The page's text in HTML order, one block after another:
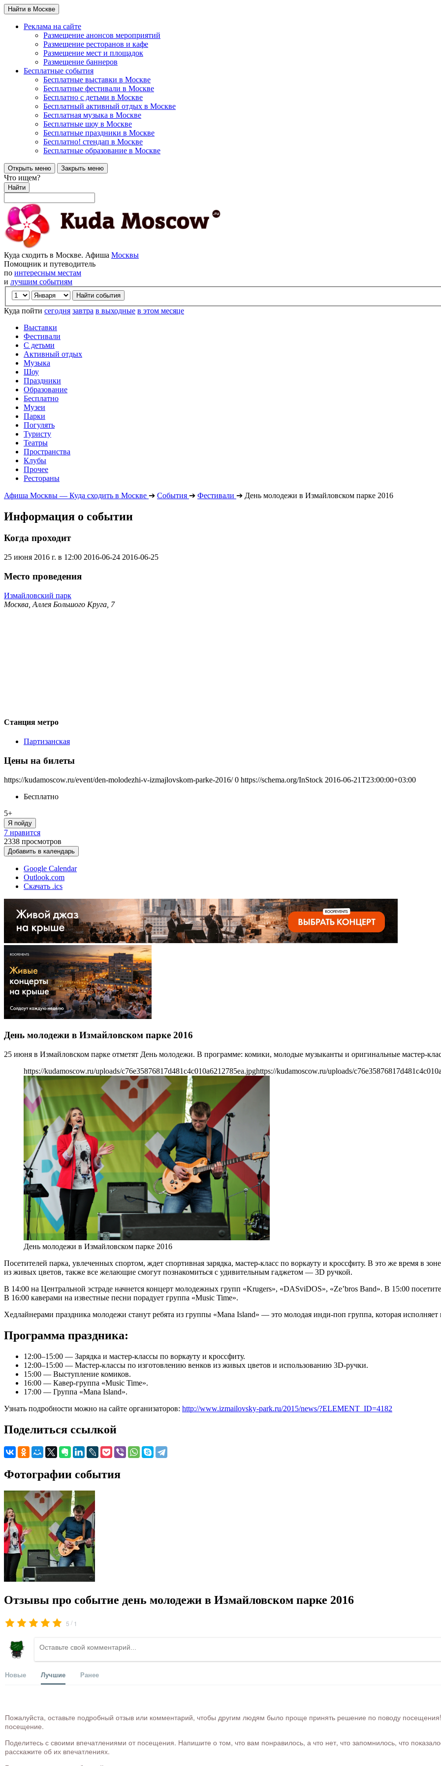
Найти в Москве
Реклама на сайте
Размещение анонсов мероприятий
Размещение ресторанов и кафе
Размещение мест и площадок
Размещение баннеров
Бесплатные события
Бесплатные выставки в Москве
Бесплатные фестивали в Москве
Бесплатно с детьми в Москве
Бесплатный активный отдых в Москве
Бесплатная музыка в Москве
Бесплатные шоу в Москве
Бесплатные праздники в Москве
Бесплатно! стендап в Москве
Бесплатные образование в Москве
Открыть меню Закрыть меню
Что ищем?
Найти
Куда сходить в Москве. Афиша Москвы
Помощник и путеводитель
по интересным местам
и лучшим событиям
Куда пойти сегодня завтра в выходные в этом месяце
Выставки
Фестивали
С детьми
Активный отдых
Музыка
Шоу
Праздники
Образование
Бесплатно
Музеи
Парки
Погулять
Туристу
Театры
Пространства
Клубы
Прочее
Рестораны
Афиша Москвы — Куда сходить в Москве ➔ События ➔ Фестивали ➔ День молодежи в Измайловском парке 2016
Информация о событии
Когда проходит
25 июня 2016 г. в 12:00 2016-06-24 2016-06-25
Место проведения
Измайловский парк
Москва, Аллея Большого Круга, 7
Станция метро
Партизанская
Цены на билеты
https://kudamoscow.ru/event/den-molodezhi-v-izmajlovskom-parke-2016/ 0 https://schema.org/InStock 2016-06-21T23:00:00+03:00
Бесплатно
5+
Я пойду
7 нравится
2338 просмотров
Добавить в календарь
Google Calendar
Outlook.com
Скачать .ics
День молодежи в Измайловском парке 2016
25 июня в Измайловском парке отметят День молодежи. В программе: комики, молодые музыканты и оригинальные мастер-
https://kudamoscow.ru/uploads/c76e35876817d481c4c010a6212785ea.jpghttps://kudamoscow.ru/uploads/
День молодежи в Измайловском парке 2016
Посетителей парка, увлеченных спортом, ждет спортивная зарядка, мастер-класс по воркауту и кроссфиту. В это же время в
из живых цветов, также все желающие смогут познакомиться с удивительным гаджетом — 3D ручкой.
В 14:00 на Центральной эстраде начнется концерт молодежных групп «Krugers», «DASviDOS», «Ze’bros Band». В 15:00
В 16:00 каверами на известные песни порадует группа «Music Time».
Хедлайнерами праздника молодежи станут ребята из группы «Mana Island» — это молодая инди-поп группа, которая
Программа праздника:
12:00–15:00 — Зарядка и мастер-классы по воркауту и кроссфиту.
12:00–15:00 — Мастер-классы по изготовлению венков из живых цветов и использованию 3D-ручки.
15:00 — Выступление комиков.
16:00 — Кавер-группа «Music Time».
17:00 — Группа «Mana Island».
Узнать подробности можно на сайте организаторов: http://www.izmailovsky-park.ru/2015/news/?ELEMENT_ID=4182
Поделиться ссылкой
Фотографии события
Отзывы про событие день молодежи в Измайловском парке 2016
5 / 1
Новые Лучшие Ранее
Пожалуйста, оставьте подробный отзыв или комментарий, чтобы другим людям было проще принять решение по поводу посещения!
посещение.
Поделитесь с своими впечатлениями от посещения. Напишите о том, что вам понравилось, а что нет, что запомнилось, что
расскажите об их впечатлениях.